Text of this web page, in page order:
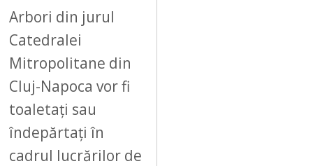
Arbori din jurul
Catedralei
Mitropolitane din
Cluj-Napoca vor fi
toaletați sau
îndepărtați în
cadrul lucrărilor de